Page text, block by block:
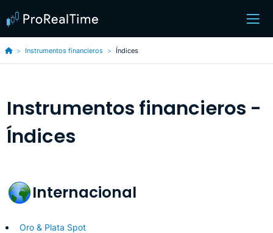
Instrumentos financieros Índices
Instrumentos financieros -
Índices
Internacional
Oro & Plata Spot